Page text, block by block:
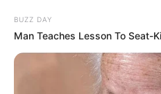
BUZZ DAY
Man Teaches Lesson To Seat-